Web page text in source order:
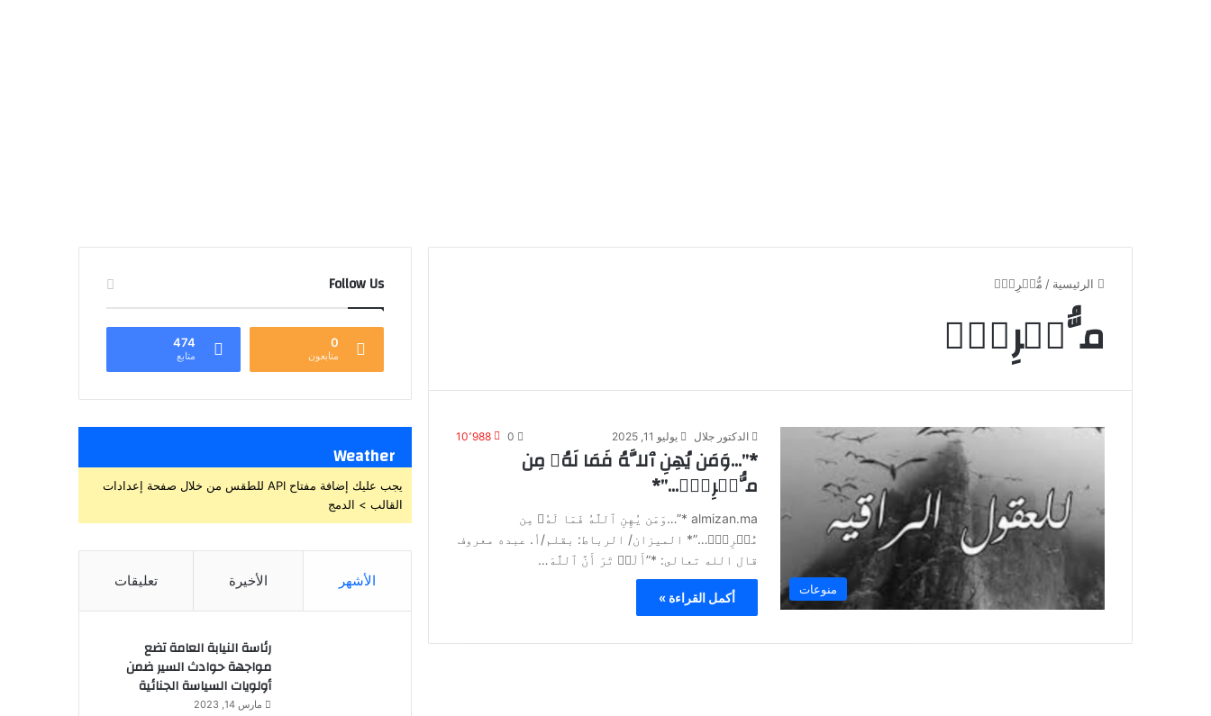
الرئيسية / مُّكۡرِمٍۚ
مُّكۡرِمٍۚ
منوعات
الدكتور جلال يوليو 11, 2025 0 10٬988
*”…وَمَن يُهِنِ ٱللَّهُ فَمَا لَهُۥ مِن
مُّكۡرِمٍۚ…”*
almizan.ma *”…وَمَن يُهِنِ ٱللَّهُ فَمَا لَهُۥ مِن
مُّكۡرِمٍۚ…”* الميزان/ الرباط: بقلم/أ. عبده معروف
قال الله تعالى: *”أَلَمۡ تَرَ أَنَّ ٱللَّهَ…
أكمل القراءة »
Follow Us
0
متابعون
474
متابع
Weather
يجب عليك إضافة مفتاح API للطقس من خلال صفحة إعدادات
القالب > الدمج
الأشهر الأخيرة تعليقات
رئاسة النيابة العامة تضع
مواجهة حوادث السير ضمن
أولويات السياسة الجنائية
مارس 14, 2023